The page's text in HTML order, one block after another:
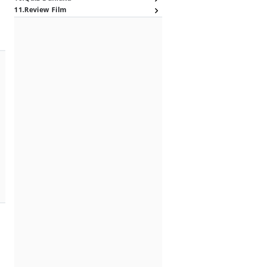
11.Review Film